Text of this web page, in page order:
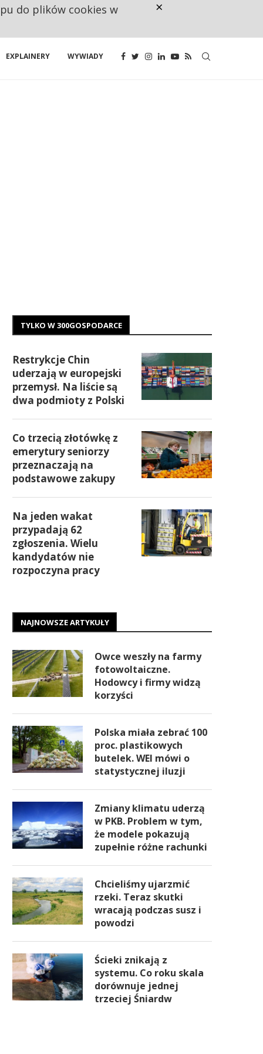
EXPLAINERY WYWIADY
TYLKO W 300GOSPODARCE
Restrykcje Chin
uderzają w europejski
przemysł. Na liście są
dwa podmioty z Polski
Co trzecią złotówkę z
emerytury seniorzy
przeznaczają na
podstawowe zakupy
Na jeden wakat
przypadają 62
zgłoszenia. Wielu
kandydatów nie
rozpoczyna pracy
NAJNOWSZE ARTYKUŁY
Owce weszły na farmy
fotowoltaiczne.
Hodowcy i firmy widzą
korzyści
Polska miała zebrać 100
proc. plastikowych
butelek. WEI mówi o
statystycznej iluzji
Zmiany klimatu uderzą
w PKB. Problem w tym,
że modele pokazują
zupełnie różne rachunki
Chcieliśmy ujarzmić
rzeki. Teraz skutki
wracają podczas susz i
powodzi
Ścieki znikają z
systemu. Co roku skala
dorównuje jednej
trzeciej Śniardw
do plików cookies w ×